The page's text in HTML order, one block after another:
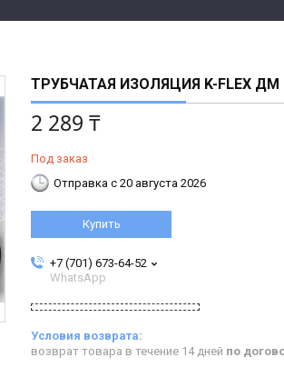
ТРУБЧАТАЯ ИЗОЛЯЦИЯ K-FLEX ДМ
2 289 ₸
Под заказ
Отправка с 20 августа 2026
Купить
+7 (701) 673-64-52
WhatsApp
возврат товара в течение 14 дней по